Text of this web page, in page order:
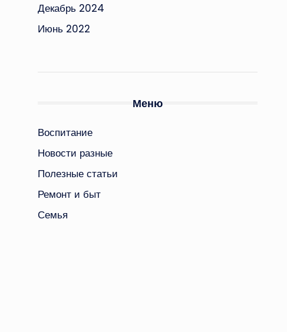
Декабрь 2024
Июнь 2022
Меню
Воспитание
Новости разные
Полезные статьи
Ремонт и быт
Семья